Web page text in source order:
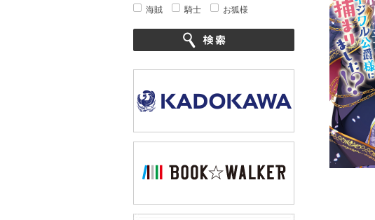
海賊
騎士 お狐様